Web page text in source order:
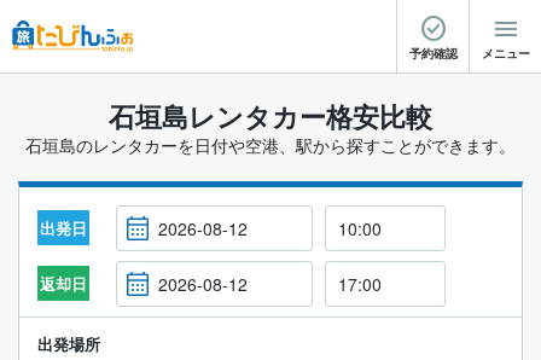
予約確認 メニュー
石垣島レンタカー格安比較
石垣島のレンタカーを日付や空港、駅から探すことができます。
出発日
返却日
出発場所